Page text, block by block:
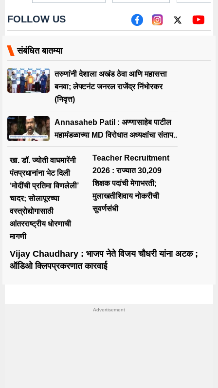
FOLLOW US
संबंधित बातम्या
तरुणांनी देशाला अखंड ठेवा आणि महासत्ता
बनवा; लेफ्टनंट जनरल राजेंद्र निंभोरकर
(निवृत्त)
Annasaheb Patil : अण्णासाहेब पाटील
महामंडळाच्या MD विरोधात अध्यक्षांचा संताप..
खा. डॉ. ज्योती वाघमारेंनी
पंतप्रधानांना भेट दिली
‘मोदींची प्रतिमा विणलेली’
चादर; सोलापूरच्या
वस्त्रोद्योगासाठी
आंतरराष्ट्रीय धोरणाची
मागणी
Teacher Recruitment
2026 : राज्यात 30,209
शिक्षक पदांची मेगाभरती;
मुलाखतीशिवाय नोकरीची
सुवर्णसंधी
Vijay Chaudhary : भाजप नेते विजय चौधरी यांना अटक ;
ऑडिओ क्लिपप्रकरणात कारवाई